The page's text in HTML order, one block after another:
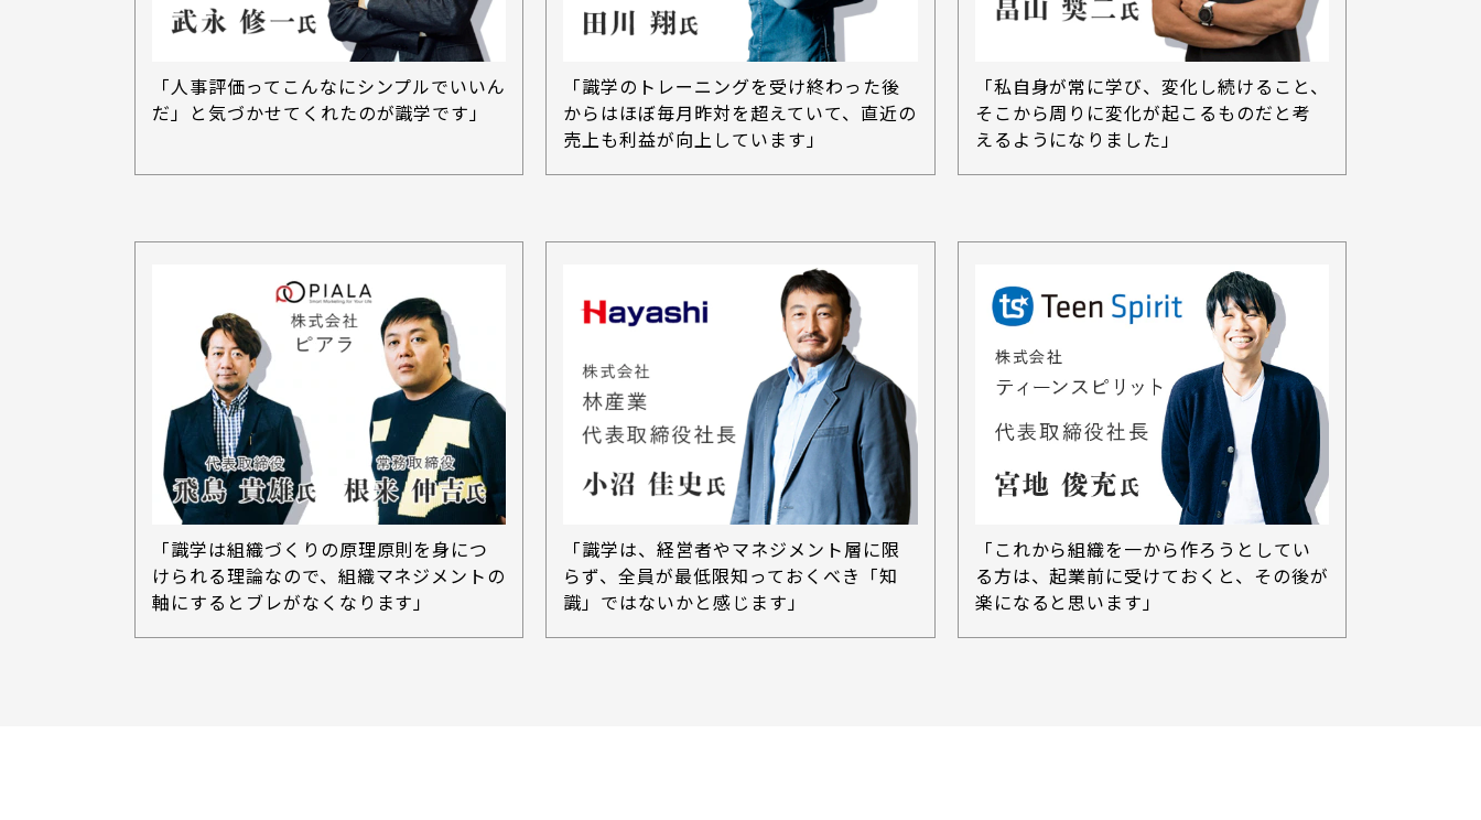
「人事評価ってこんなにシンプルでいいん
だ」と気づかせてくれたのが識学です」
「識学のトレーニングを受け終わった後
からはほぼ毎月昨対を超えていて、直近の
売上も利益が向上しています」
「私自身が常に学び、変化し続けること、
そこから周りに変化が起こるものだと考
えるようになりました」
「識学は組織づくりの原理原則を身につ
けられる理論なので、組織マネジメントの
軸にするとブレがなくなります」
「識学は、経営者やマネジメント層に限
らず、全員が最低限知っておくべき「知
識」ではないかと感じます」
「これから組織を一から作ろうとしてい
る方は、起業前に受けておくと、その後が
楽になると思います」